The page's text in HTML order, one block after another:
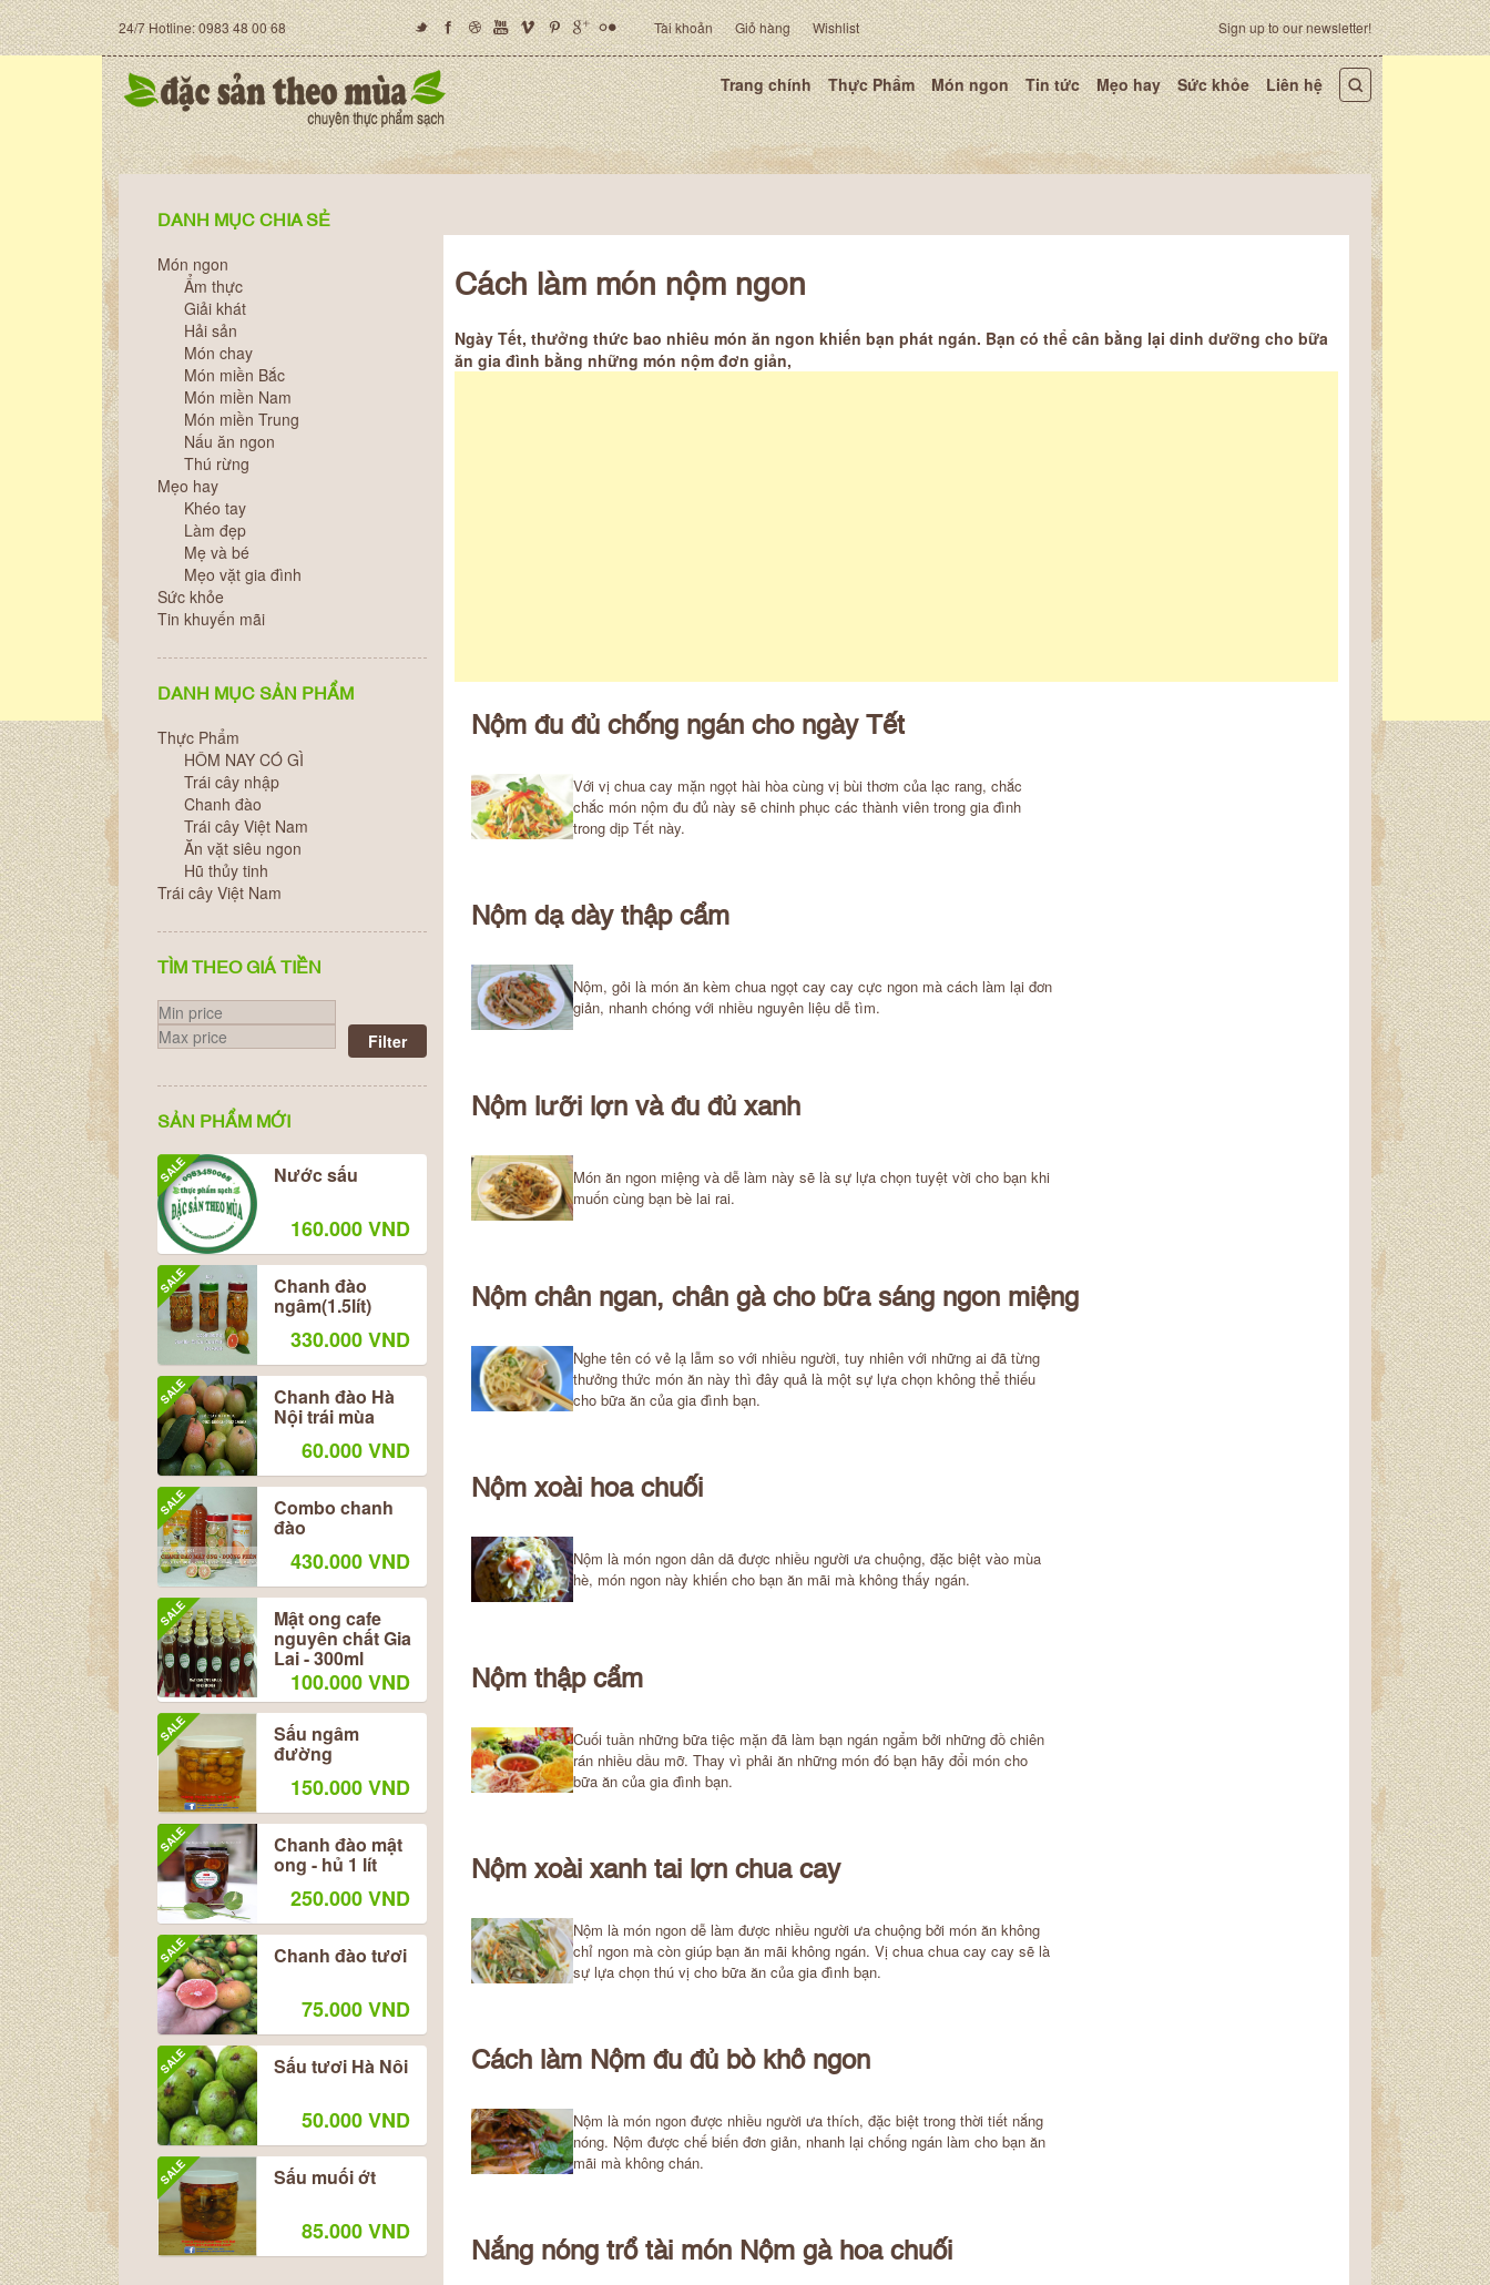
24/7 Hotline: 0983 48 00 68 Tài khoản Giỏ hàng Wishlist Sign up to our newsletter!
Trang chính Thực Phẩm Món ngon Tin tức Mẹo hay Sức khỏe Liên hệ
Cách làm món nộm ngon
Ngày Tết, thưởng thức bao nhiêu món ăn ngon khiến bạn phát ngán. Bạn có thể cân bằng lại dinh dưỡng cho bữa
ăn gia đình bằng những món nộm đơn giản,
Nộm đu đủ chống ngán cho ngày Tết
Với vị chua cay mặn ngọt hài hòa cùng vị bùi thơm của lạc rang, chắc
chắc món nộm đu đủ này sẽ chinh phục các thành viên trong gia đình
trong dịp Tết này.
Nộm dạ dày thập cẩm
Nộm, gỏi là món ăn kèm chua ngọt cay cay cực ngon mà cách làm lại đơn
giản, nhanh chóng với nhiều nguyên liệu dễ tìm.
Nộm lưỡi lợn và đu đủ xanh
Món ăn ngon miệng và dễ làm này sẽ là sự lựa chọn tuyệt vời cho bạn khi
muốn cùng bạn bè lai rai.
Nộm chân ngan, chân gà cho bữa sáng ngon miệng
Nghe tên có vẻ lạ lẫm so với nhiều người, tuy nhiên với những ai đã từng
thưởng thức món ăn này thì đây quả là một sự lựa chọn không thể thiếu
cho bữa ăn của gia đình bạn.
Nộm xoài hoa chuối
Nộm là món ngon dân dã được nhiều người ưa chuộng, đặc biệt vào mùa
hè, món ngon này khiến cho bạn ăn mãi mà không thấy ngán.
Nộm thập cẩm
Cuối tuần những bữa tiệc mặn đã làm bạn ngán ngẩm bởi những đồ chiên
rán nhiều dầu mỡ. Thay vì phải ăn những món đó bạn hãy đổi món cho
bữa ăn của gia đình bạn.
Nộm xoài xanh tai lợn chua cay
Nộm là món ngon dễ làm được nhiều người ưa chuộng bởi món ăn không
chỉ ngon mà còn giúp bạn ăn mãi không ngán. Vị chua chua cay cay sẽ là
sự lựa chọn thú vị cho bữa ăn của gia đình bạn.
Cách làm Nộm đu đủ bò khô ngon
Nộm là món ngon được nhiều người ưa thích, đặc biệt trong thời tiết nắng
nóng. Nộm được chế biến đơn giản, nhanh lại chống ngán làm cho bạn ăn
mãi mà không chán.
Nắng nóng trổ tài món Nộm gà hoa chuối
DANH MỤC CHIA SẺ
Món ngon
Ẩm thực
Giải khát
Hải sản
Món chay
Món miền Bắc
Món miền Nam
Món miền Trung
Nấu ăn ngon
Thú rừng
Mẹo hay
Khéo tay
Làm đẹp
Mẹ và bé
Mẹo vặt gia đình
Sức khỏe
Tin khuyến mãi
DANH MỤC SẢN PHẨM
Thực Phẩm
HÔM NAY CÓ GÌ
Trái cây nhập
Chanh đào
Trái cây Việt Nam
Ăn vặt siêu ngon
Hũ thủy tinh
Trái cây Việt Nam
TÌM THEO GIÁ TIỀN
Filter
SẢN PHẨM MỚI
SALE Nước sấu
160.000 VND
SALE Chanh đào
ngâm(1.5lít)
330.000 VND
SALE Chanh đào Hà
Nội trái mùa
60.000 VND
SALE Combo chanh
đào
430.000 VND
SALE Mật ong cafe
nguyên chất Gia
Lai - 300ml
100.000 VND
SALE Sấu ngâm
đường
150.000 VND
SALE Chanh đào mật
ong - hủ 1 lít
250.000 VND
SALE Chanh đào tươi
75.000 VND
SALE Sấu tươi Hà Nôi
50.000 VND
SALE Sấu muối ớt
85.000 VND